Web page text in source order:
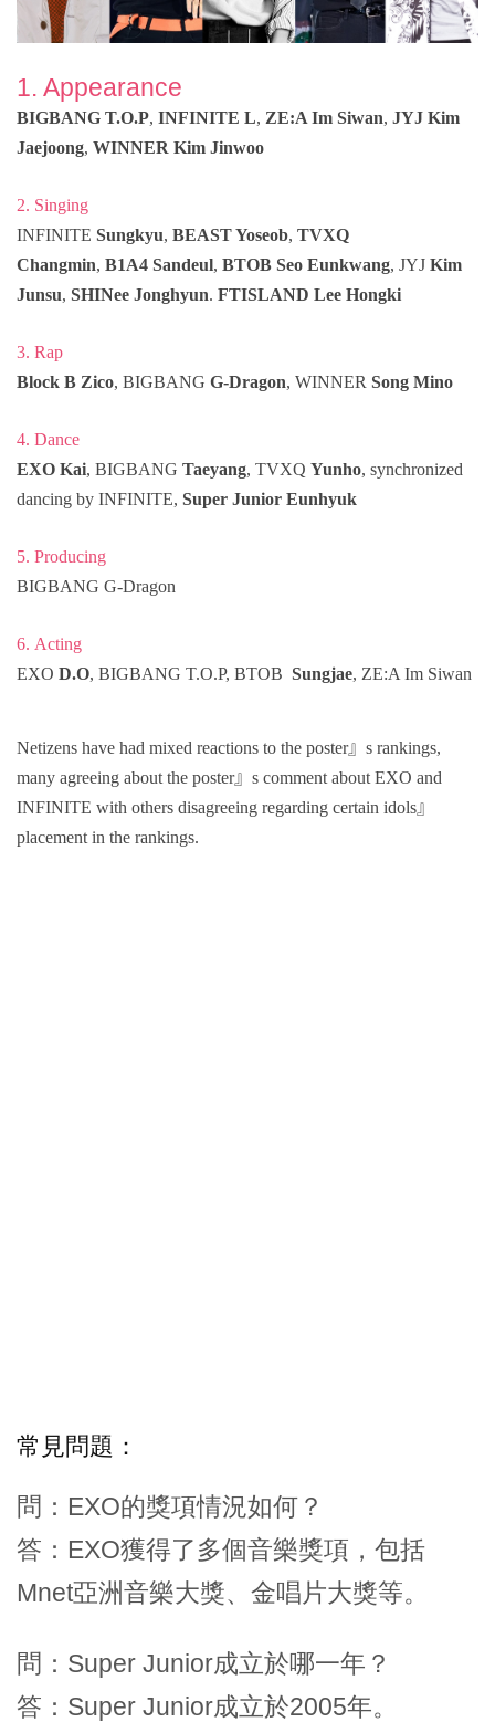
1. Appearance
BIGBANG T.O.P, INFINITE L, ZE:A Im Siwan, JYJ Kim
Jaejoong, WINNER Kim Jinwoo
2. Singing
INFINITE Sungkyu, BEAST Yoseob, TVXQ
Changmin, B1A4 Sandeul, BTOB Seo Eunkwang, JYJ Kim
Junsu, SHINee Jonghyun. FTISLAND Lee Hongki
3. Rap
Block B Zico, BIGBANG G-Dragon, WINNER Song Mino
4. Dance
EXO Kai, BIGBANG Taeyang, TVXQ Yunho, synchronized
dancing by INFINITE, Super Junior Eunhyuk
5. Producing
BIGBANG G-Dragon
6. Acting
EXO D.O, BIGBANG T.O.P, BTOB Sungjae, ZE:A Im Siwan
Netizens have had mixed reactions to the poster』s rankings,
many agreeing about the poster』s comment about EXO and
INFINITE with others disagreeing regarding certain idols』
placement in the rankings.
常見問題：
問：EXO的獎項情況如何？
答：EXO獲得了多個音樂獎項，包括
Mnet亞洲音樂大獎、金唱片大獎等。
問：Super Junior成立於哪一年？
答：Super Junior成立於2005年。